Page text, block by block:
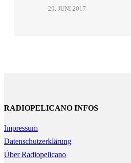
29. JUNI 2017
RADIOPELICANO INFOS
Impressum
Datenschutzerklärung
Über Radiopelicano